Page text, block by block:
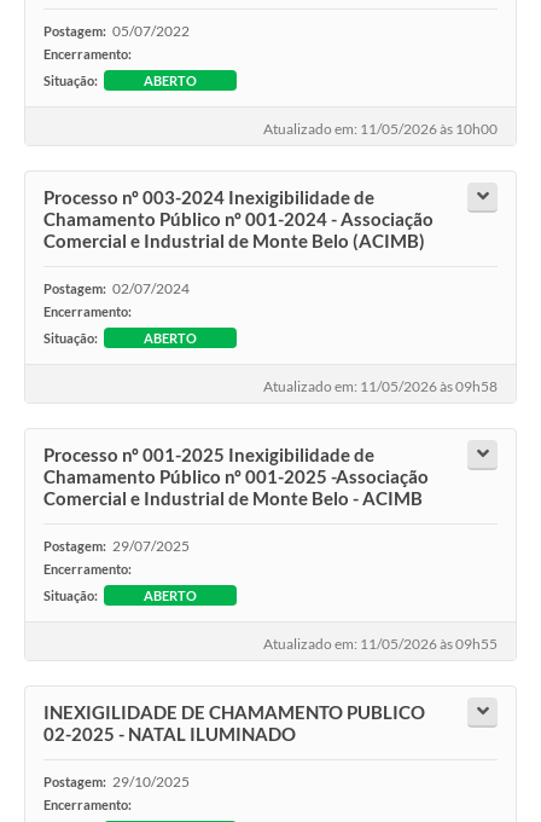
Postagem: 05/07/2022
Encerramento:
Situação:
ABERTO
Atualizado em: 11/05/2026 às 10h00
Processo nº 003-2024 Inexigibilidade de
Chamamento Público nº 001-2024 - Associação
Comercial e Industrial de Monte Belo (ACIMB)
Postagem: 02/07/2024
Encerramento:
Situação:
ABERTO
Atualizado em: 11/05/2026 às 09h58
Processo nº 001-2025 Inexigibilidade de
Chamamento Público nº 001-2025 -Associação
Comercial e Industrial de Monte Belo - ACIMB
Postagem: 29/07/2025
Encerramento:
Situação:
ABERTO
Atualizado em: 11/05/2026 às 09h55
INEXIGILIDADE DE CHAMAMENTO PUBLICO
02-2025 - NATAL ILUMINADO
Postagem: 29/10/2025
Encerramento: